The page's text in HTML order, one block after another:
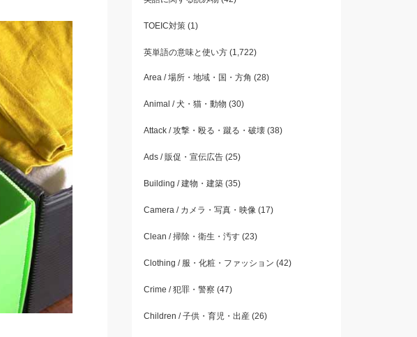
TOEIC対策(1)
英単語の意味と使い方(1,722)
Area / 場所・地域・国・方角 (28)
Animal / 犬・猫・動物 (30)
Attack / 攻撃・殴る・蹴る・破壊(38)
Ads / 販促・宣伝広告(25)
Building / 建物・建築(35)
Camera / カメラ・写真・映像(17)
Clean / 掃除・衛生・汚す(23)
Clothing / 服・化粧・ファッション (42)
Crime / 犯罪・警察 (47)
Children / 子供・育児・出産(26)